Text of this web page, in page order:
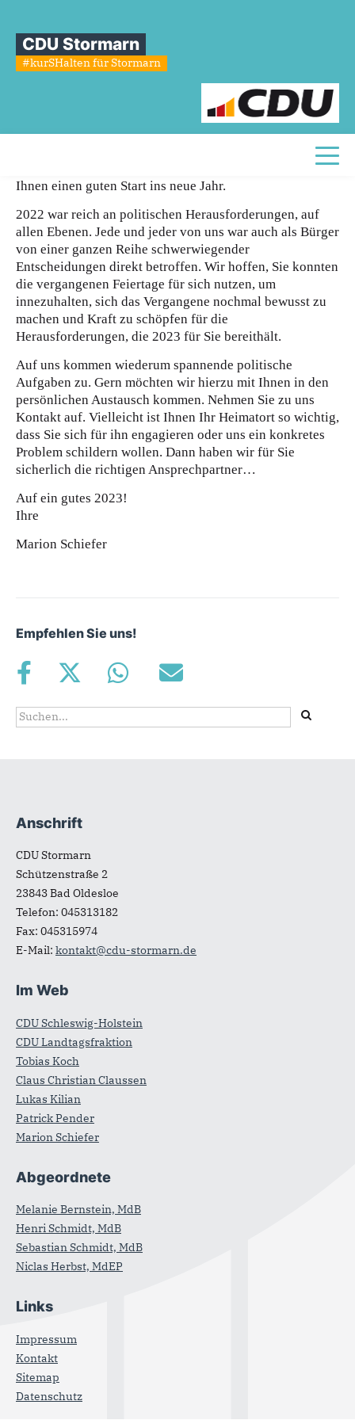
CDU Stormarn
#kurSHalten für Stormarn
Sie sind hier
Neujahrsgrußder
MarionSchiefer
im Namen des Kreisverbandes unserer CDU wünsche ich
Ihnen einen guten Start ins neue Jahr.
2022 war reich an politischen Herausforderungen, auf
allen Ebenen. Jede und jeder von uns war auch als Bürger
von einer ganzen Reihe schwerwiegender
Entscheidungen direkt betroffen. Wir hoffen, Sie konnten
die vergangenen Feiertage für sich nutzen, um
innezuhalten, sich das Vergangene nochmal bewusst zu
machen und Kraft zu schöpfen für die
Herausforderungen, die 2023 für Sie bereithält.
Auf uns kommen wiederum spannende politische
Aufgaben zu. Gern möchten wir hierzu mit Ihnen in den
persönlichen Austausch kommen. Nehmen Sie zu uns
Kontakt auf. Vielleicht ist Ihnen Ihr Heimatort so wichtig,
dass Sie sich für ihn engagieren oder uns ein konkretes
Problem schildern wollen. Dann haben wir für Sie
sicherlich die richtigen Ansprechpartner…
Auf ein gutes 2023!
Ihre
Marion Schiefer
Empfehlen Sie uns!
Suchformular
Suche
Fußbereich
Anschrift
CDU Stormarn
Schützenstraße 2
23843Bad Oldesloe
Telefon: 045313182
Fax: 045315974
E-Mail: kontakt@cdu-stormarn.de
Im Web
CDU Schleswig-Holstein
CDU Landtagsfraktion
Tobias Koch
Claus Christian Claussen
Lukas Kilian
Patrick Pender
Marion Schiefer
Abgeordnete
Melanie Bernstein, MdB
Henri Schmidt, MdB
Sebastian Schmidt, MdB
Niclas Herbst, MdEP
Links
Impressum
Kontakt
Sitemap
Datenschutz